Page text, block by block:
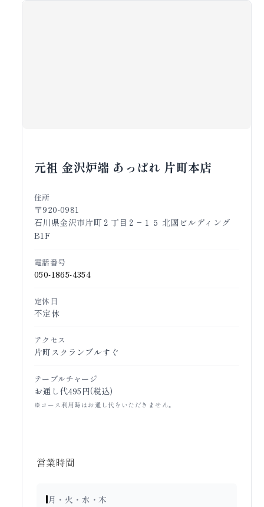
元祖 金沢炉端 あっぱれ 片町本店
住所
〒920-0981
石川県金沢市片町２丁目２−１５ 北國ビルディング
B1F
電話番号
050-1865-4354
定休日
不定休
アクセス
片町スクランブルすぐ
テーブルチャージ
お通し代495円(税込)
※コース利用時はお通し代をいただきません。
営業時間
月・火・水・木